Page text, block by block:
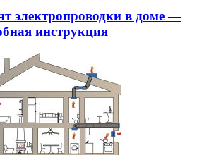
электропроводки в доме —
инструкция